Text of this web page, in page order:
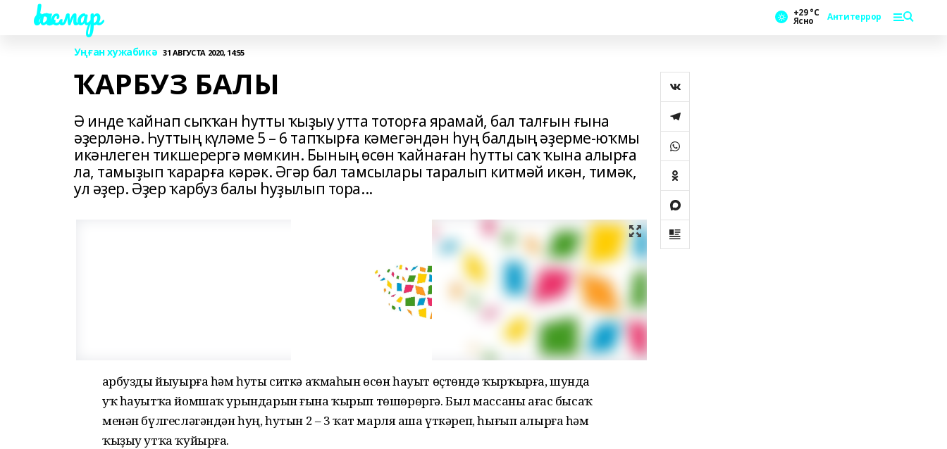
Һаҡмар +29 °С
Ясно Антитеррор
Уңған хужабикә 31 АВГУСТА 2020, 14:55
ҠАРБУЗ БАЛЫ
Ә инде ҡайнап сыҡҡан һутты ҡыҙыу утта тоторға ярамай, бал талғын ғына
әҙерләнә. Һуттың күләме 5 – 6 тапҡырға кәмегәндән һуң балдың әҙерме-юҡмы
икәнлеген тикшерергә мөмкин. Бының өсөн ҡайнаған һутты саҡ ҡына алырға
ла, тамыҙып ҡарарға кәрәк. Әгәр бал тамсылары таралып китмәй икән, тимәк,
ул әҙер. Әҙер ҡарбуз балы һуҙылып тора...
Ҡарбузды йыуырға һәм һуты ситкә аҡмаһын өсөн һауыт өҫтөндә ҡырҡырға, шунда
уҡ һауытҡа йомшаҡ урындарын ғына ҡырып төшөрөргә. Был массаны ағас бысаҡ
менән бүлгесләгәндән һуң, һутын 2 – 3 ҡат марля аша үткәреп, һығып алырға һәм
ҡыҙыу утҡа ҡуйырға.